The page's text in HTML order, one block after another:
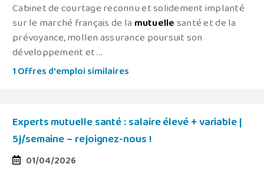
Cabinet de courtage reconnu et solidement implanté
sur le marché français de la mutuellesanté et de la
prévoyance, mollen assurance poursuit son
développement et ...
1 Offres d'emploi similaires
Experts mutuelle santé : salaire élevé + variable |
5j/semaine – rejoignez-nous !
01/04/2026